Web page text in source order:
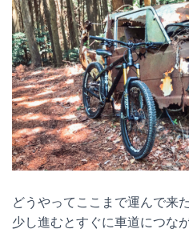
どうやってここまで運んで来
少し進むとすぐに車道につな